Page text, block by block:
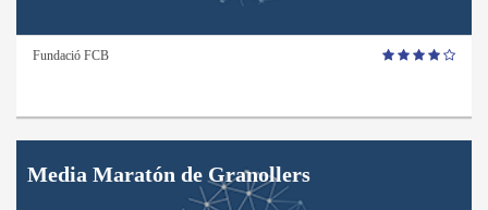
Fundació FCB
Media Maratón de Granollers